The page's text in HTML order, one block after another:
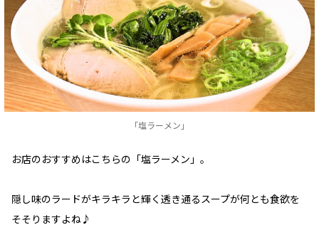
「塩ラーメン」
お店のおすすめはこちらの「塩ラーメン」。
隠し味のラードがキラキラと輝く透き通るスープが何とも食欲を
そそりますよね♪